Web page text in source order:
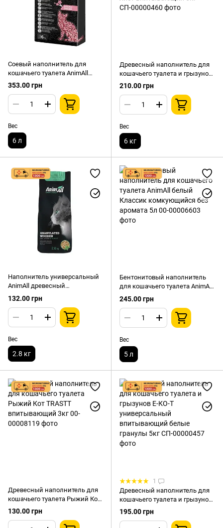
Соевый наполнитель для
кошачьего туалета AnimAll
TOFU Сакура комкующийся,
353.00 грн
Вес
6 л
Древесный наполнитель для
кошачьего туалета и грызунов
Е-КО-Т универсальный
Серебряный лист
впитывающий 6кг
210.00 грн
Вес
6 кг
Наполнитель универсальный
AnimAll древесный
впитывающий с ароматом
мяты 2,8 кг
132.00 грн
Вес
2.8 кг
Бентонитовый наполнитель
для кошачьего туалета AnimAll
белый Классик комкующийся
без аромата 5л
245.00 грн
Вес
5 л
Древесный наполнитель для
кошачьего туалета Рыжий Кот
TRASTT впитывающий 3кг
130.00 грн
1
Древесный наполнитель для
кошачьего туалета и грызунов
Е-КО-Т универсальный
впитывающий белые гранулы
195.00 грн